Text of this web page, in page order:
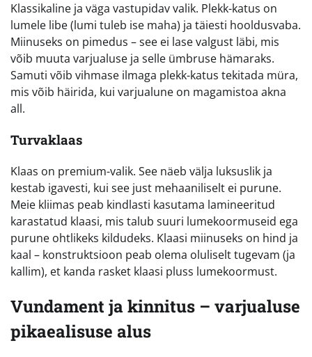
Klassikaline ja väga vastupidav valik. Plekk-katus on
lumele libe (lumi tuleb ise maha) ja täiesti hooldusvaba.
Miinuseks on pimedus – see ei lase valgust läbi, mis
võib muuta varjualuse ja selle ümbruse hämaraks.
Samuti võib vihmase ilmaga plekk-katus tekitada müra,
mis võib häirida, kui varjualune on magamistoa akna
all.
Turvaklaas
Klaas on premium-valik. See näeb välja luksuslik ja
kestab igavesti, kui see just mehaaniliselt ei purune.
Meie kliimas peab kindlasti kasutama lamineeritud
karastatud klaasi, mis talub suuri lumekoormuseid ega
purune ohtlikeks kildudeks. Klaasi miinuseks on hind ja
kaal – konstruktsioon peab olema oluliselt tugevam (ja
kallim), et kanda rasket klaasi pluss lumekoormust.
Vundament ja kinnitus – varjualuse
pikaealisuse alus